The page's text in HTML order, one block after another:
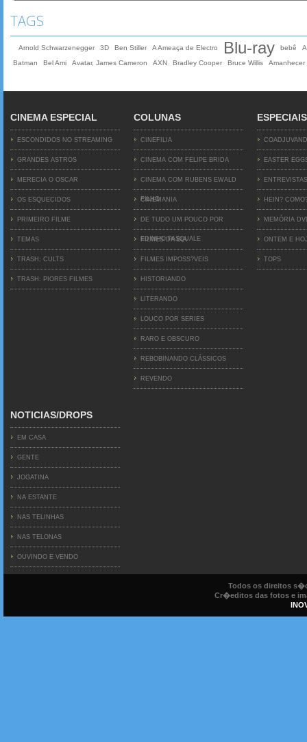
TAGS
Arnold Schwarzenegger 3D Ben Stiller A Ameaça de Electro Blu-ray bebê
Batman
Bel Ami Avatar, James Cameron AXN Bradley Cooper Bruce Willis Amanhecer
CINEMA ESPECIAL
ESCONDIDOS NO STREAMING
GRANDES ASTROS
MERECIA O OSCAR
OS ESQUECIDOS
PRIMEIRO FILME
TEMAS
TRASH: CULTS
TRASH: PIORES FILMES
COLUNAS
CINEFILIA
CINEMA COM FELIPE BRIDA
CINEMA COM RUBENS EWALD
FILHO
CINEMANIA
DE TUDO UM POUCO POR
EDINHO PASQUALE
FILMES DA BIA
FILMES IMPOSS?VEIS
HISTORIANDO
LITERANDO
LOUCO POR SERIES
RARO E OBSCURO
REBOBINANDO CLÁSSICOS
REVENDO
ESPECIAIS
EASTER
ENTREVISTAS
HEIN?
MEMÓRIA
ONTEM E
TOPS
NOTICIAS/DROPS
EM CASA
GENTE
JOGATINA
NA ESTANTE
NAS TELINHAS
NAS TELONAS
OUVINDO E VENDO
Todos os direitos
Cr�editos das fotos e